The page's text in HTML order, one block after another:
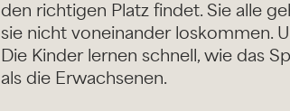
den richtigen Platz findet. Sie alle
sie nicht voneinander loskommen.
Die Kinder lernen schnell, wie das
als die Erwachsenen.